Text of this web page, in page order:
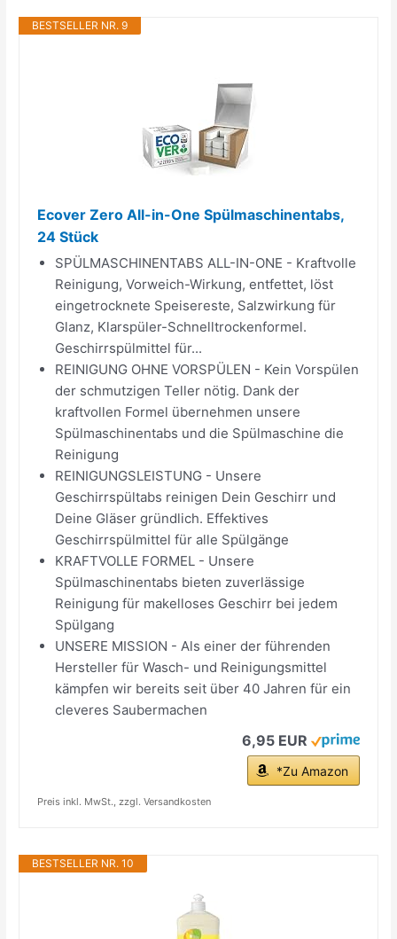
BESTSELLER NR. 9
Ecover Zero All-in-One Spülmaschinentabs,
24 Stück
SPÜLMASCHINENTABS ALL-IN-ONE - Kraftvolle
Reinigung, Vorweich-Wirkung, entfettet, löst
eingetrocknete Speisereste, Salzwirkung für
Glanz, Klarspüler-Schnelltrockenformel.
Geschirrspülmittel für...
REINIGUNG OHNE VORSPÜLEN - Kein Vorspülen
der schmutzigen Teller nötig. Dank der
kraftvollen Formel übernehmen unsere
Spülmaschinentabs und die Spülmaschine die
Reinigung
REINIGUNGSLEISTUNG - Unsere
Geschirrspültabs reinigen Dein Geschirr und
Deine Gläser gründlich. Effektives
Geschirrspülmittel für alle Spülgänge
KRAFTVOLLE FORMEL - Unsere
Spülmaschinentabs bieten zuverlässige
Reinigung für makelloses Geschirr bei jedem
Spülgang
UNSERE MISSION - Als einer der führenden
Hersteller für Wasch- und Reinigungsmittel
kämpfen wir bereits seit über 40 Jahren für ein
cleveres Saubermachen
6,95 EUR
*Zu Amazon
Preis inkl. MwSt., zzgl. Versandkosten
BESTSELLER NR. 10